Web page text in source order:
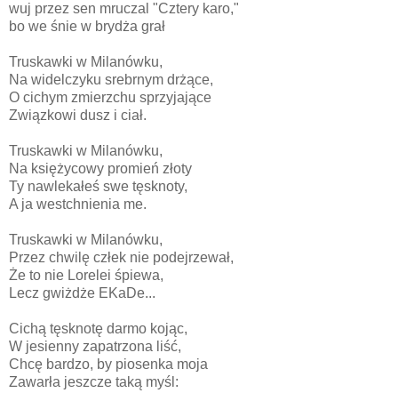
wuj przez sen mruczal "Cztery karo,"
bo we śnie w brydża grał
Truskawki w Milanówku,
Na widelczyku srebrnym drżące,
O cichym zmierzchu sprzyjające
Związkowi dusz i ciał.
Truskawki w Milanówku,
Na księżycowy promień złoty
Ty nawlekałeś swe tęsknoty,
A ja westchnienia me.
Truskawki w Milanówku,
Przez chwilę człek nie podejrzewał,
Że to nie Lorelei śpiewa,
Lecz gwiżdże EKaDe...
Cichą tęsknotę darmo kojąc,
W jesienny zapatrzona liść,
Chcę bardzo, by piosenka moja
Zawarła jeszcze taką myśl: